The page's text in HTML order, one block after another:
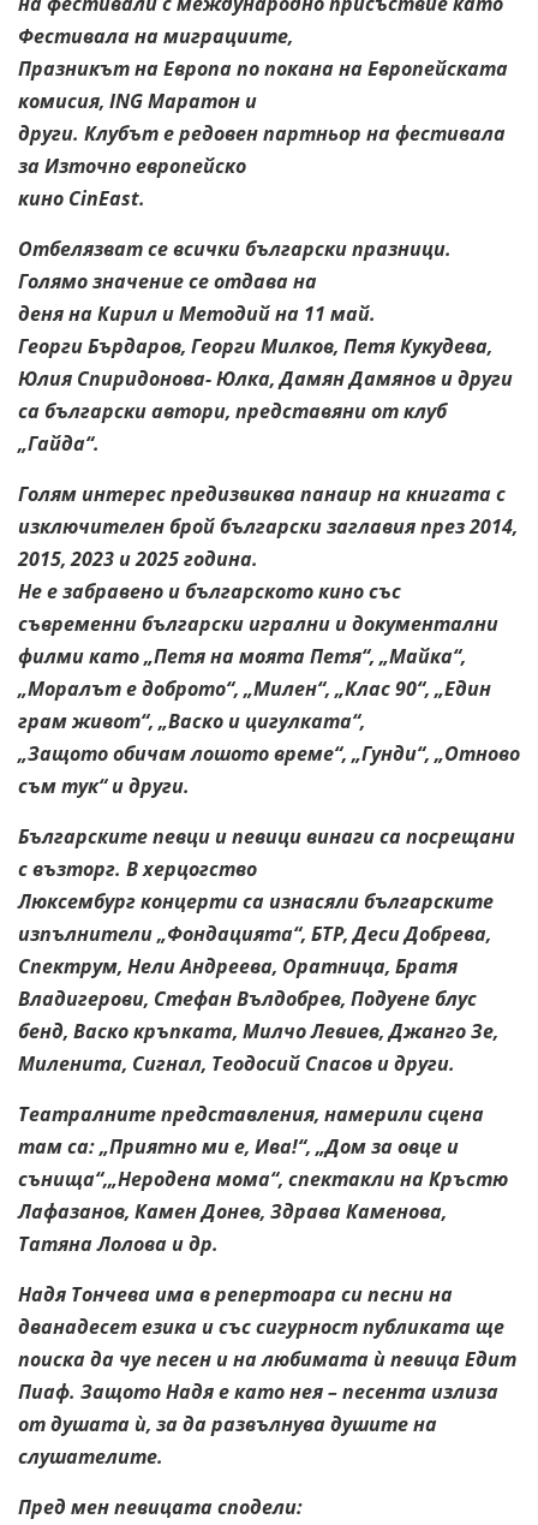
Фестивала на миграциите,
Празникът на Европа по покана на Европейската
комисия, ING Маратон и
други. Клубът е редовен партньор на фестивала
за Източно европейско
кино CinEast.
Отбелязват се всички български празници.
Голямо значение се отдава на
деня на Кирил и Методий на 11 май.
Георги Бърдаров, Георги Милков, Петя Кукудева,
Юлия Спиридонова-Юлка, Дамян Дамянов и други
са български автори, представяни от клуб
„Гайда“.
Голям интерес предизвиква панаир на книгата с
изключителенброй български заглавия през 2014,
2015, 2023 и 2025 година.
Не е забравено и българското кино със
съвременни български игрални идокументални
филми като „Петя на моята Петя“, „Майка“,
„Моралът едоброто“, „Милен“, „Клас 90“, „Един
грам живот“, „Васко и цигулката“,
„Защото обичам лошото време“, „Гунди“, „Отново
съм тук“ и други.
Българските певци и певици винаги са посрещани
с възторг. В херцогство
Люксембург концерти са изнасяли българските
изпълнители„Фондацията“, БТР, Деси Добрева,
Спектрум, Нели Андреева, Оратница, Братя
Владигерови, Стефан Вълдобрев, Подуене блус
бенд, Васкокръпката, Милчо Левиев, Джанго Зе,
Миленита, Сигнал, Теодосий Спасов идруги.
Театралните представления, намерили сцена
там са: „Приятно ми е, Ива!“, „Дом за овце и
сънища“,„Неродена мома“, спектакли на Кръстю
Лафазанов, Камен Донев, Здрава Каменова,
Татяна Лолова и др.
Надя Тончева има в репертоара си песни на
дванадесет езика и със сигурност публиката ще
поиска да чуе песен и на любимата ѝ певица Едит
Пиаф. Защото Надя е като нея – песента излиза
от душата ѝ, за да развълнува душите на
слушателите.
Пред мен певицата сподели: